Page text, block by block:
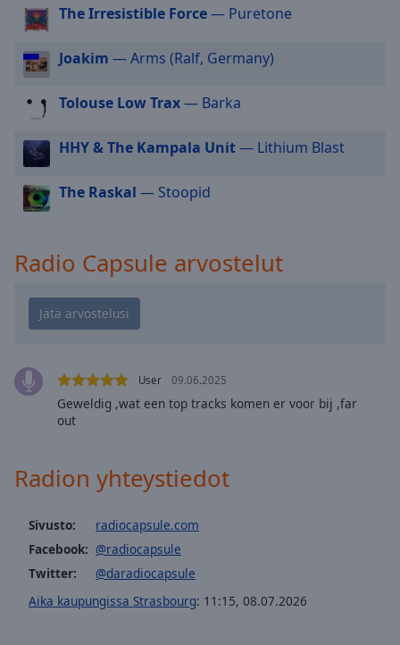
This
modal
dialog
window.
Escape
and
window.
Text
Color
Text
Color
Opacity
The Irresistible Force— Puretone
Joakim — Arms (Ralf, Germany)
Tolouse Low Trax— Barka
HHY & The Kampala Unit— Lithium Blast
The Raskal — Stoopid
Radio Capsule arvostelut
User 09.06.2025
Geweldig ,wat een top tracks komen er voor bij ,far
out
Radion yhteystiedot
Sivusto:
radiocapsule.com
Facebook: @radiocapsule
Twitter:
@daradiocapsule
Aika kaupungissa Strasbourg: 11:15, 08.07.2026